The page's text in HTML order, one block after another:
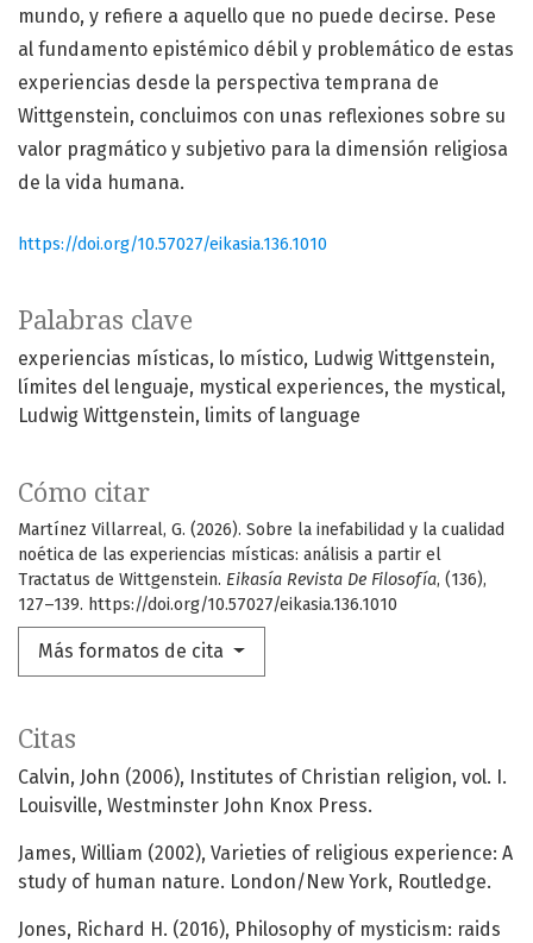
Palabras clave
experiencias místicas lo místico Ludwig Wittgenstein
límites del lenguaje mystical experiences the mystical
Ludwig Wittgenstein limits of language
Cómo citar
Martínez Villarreal, G. (2026). Sobre la inefabilidad y la cualidad
noética de las experiencias místicas: análisis a partir el
Tractatus de Wittgenstein. Eikasía Revista De Filosofía, (136),
127–139. https://doi.org/10.57027/eikasia.136.1010
Más formatos de cita
mundo, y refiere a aquello que no puede decirse. Pese
al fundamento epistémico débil y problemático de estas
experiencias desde la perspectiva temprana de
Wittgenstein, concluimos con unas reflexiones sobre su
valor pragmático y subjetivo para la dimensión religiosa
de la vida humana.
https://doi.org/10.57027/eikasia.136.1010
Citas
Calvin, John (2006), Institutes of Christian religion, vol. I.
Louisville, Westminster John Knox Press.
James, William (2002), Varieties of religious experience: A
study of human nature. London/New York, Routledge.
Jones, Richard H. (2016), Philosophy of mysticism: raids